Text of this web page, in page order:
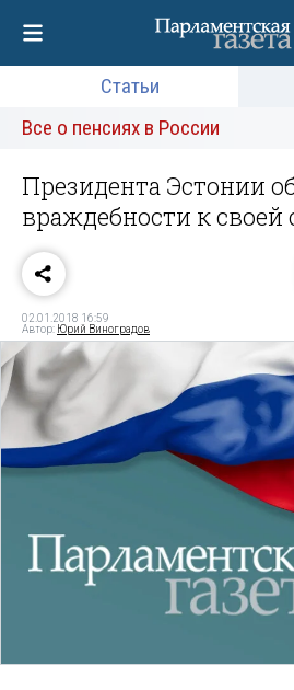
Статьи
Все о пенсиях в России
Президента Эстонии
враждебности к своей
02.01.2018 16:59
Автор: Юрий Виноградов